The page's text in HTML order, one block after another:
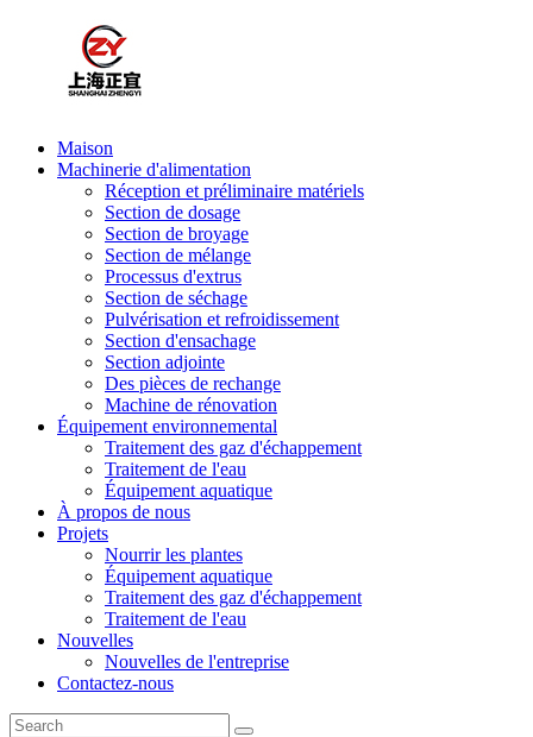
Maison
Machinerie d'alimentation
Réception et préliminaire matériels
Section de dosage
Section de broyage
Section de mélange
Processus d'extrus
Section de séchage
Pulvérisation et refroidissement
Section d'ensachage
Section adjointe
Des pièces de rechange
Machine de rénovation
Équipement environnemental
Traitement des gaz d'échappement
Traitement de l'eau
Équipement aquatique
À propos de nous
Projets
Nourrir les plantes
Équipement aquatique
Traitement des gaz d'échappement
Traitement de l'eau
Nouvelles
Nouvelles de l'entreprise
Contactez-nous